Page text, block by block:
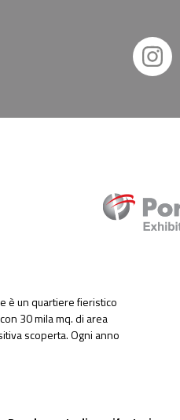
è un quartiere fieristico
30 mila mq. di area
scoperta. Ogni anno